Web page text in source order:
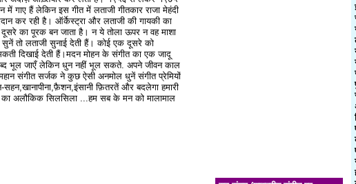
गाए हैं लेकिन इस गीत में लताजी गीतकार राजा मेहंदी
कर रही है। ऑर्केस्ट्रा और लताजी की गायकी का
का पूरक बन जाता है। न ये तोला ऊपर न वह माशा
तो लताजी सुनाई देती हैं। कोई एक दूसरे को
दिखाई देती हैं।मदन मोहन के संगीत का एक जादू
भूल जाएँ लेकिन धुन नहीं भूल सकते. अपने जीवन काल
संगीत सर्जक ने कुछ ऐसी अनमोल धुनें संगीत प्रेमियों
सहन,खानापीना,फ़ैशन,इंसानी फ़ितरतें और बदलेगा हमारी
अलौकिक सिलसिला ...हम सब के मन को मालामाल